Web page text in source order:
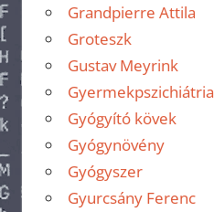
Grandpierre Attila
Groteszk
Gustav Meyrink
Gyermekpszichiátria
Gyógyító kövek
Gyógynövény
Gyógyszer
Gyurcsány Ferenc